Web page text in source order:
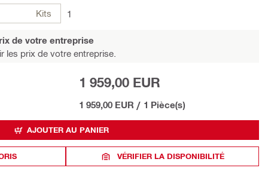
Kits
1
de votre entreprise
les prix de votre entreprise.
1 959,00 EUR
1 959,00 EUR / 1 Pièce(s)
AJOUTER AU PANIER
VÉRIFIER LA DISPONIBILITÉ